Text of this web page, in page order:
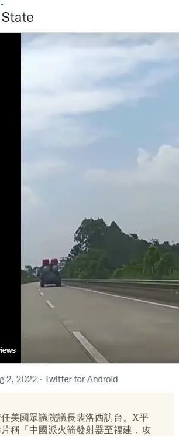
任美國眾議院議長裴洛西訪台。X平
稱「中國派火箭發射器至福建，攻